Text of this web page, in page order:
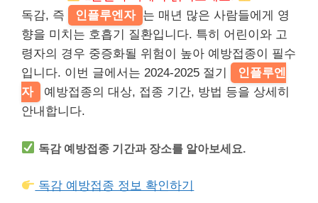
독감, 즉
인플루엔자 는 매년 많은 사람들에게 영
향을 미치는 호흡기 질환입니다. 특히 어린이와 고
령자의 경우 중증화될 위험이 높아 예방접종이 필수
입니다. 이번 글에서는 2024-2025 절기
인플루엔
자
예방접종의 대상, 접종 기간, 방법 등을 상세히
안내합니다.
독감 예방접종 기간과 장소를 알아보세요.
독감 예방접종 정보 확인하기